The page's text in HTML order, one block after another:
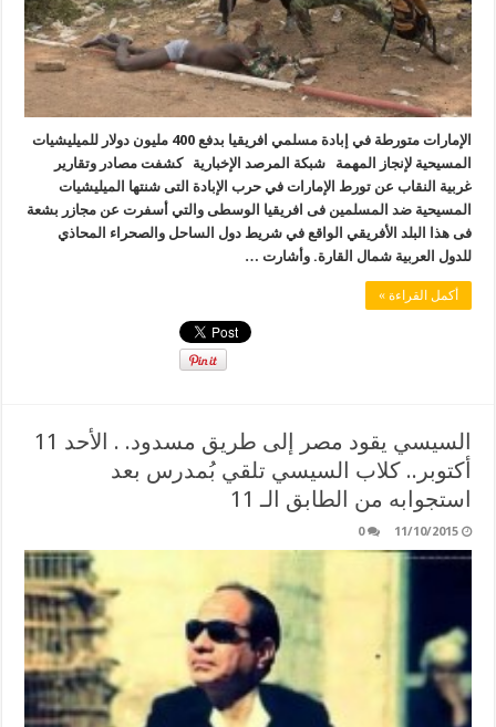
الإمارات متورطة في إبادة مسلمي افريقيا بدفع 400 مليون دولار للميليشيات
المسيحية لإنجاز المهمة شبكة المرصد الإخبارية كشفت مصادر وتقارير
غربية النقاب عن تورط الإمارات في حرب الإبادة التى شنتها الميليشيات
المسيحية ضد المسلمين فى افريقيا الوسطى والتي أسفرت عن مجازر بشعة
فى هذا البلد الأفريقي الواقع في شريط دول الساحل والصحراء المحاذي
للدول العربية شمال القارة. وأشارت …
أكمل القراءة »
السيسي يقود مصر إلى طريق مسدود. . الأحد 11
أكتوبر.. كلاب السيسي تلقي بُمدرس بعد
استجوابه من الطابق الـ 11
11/10/2015
0